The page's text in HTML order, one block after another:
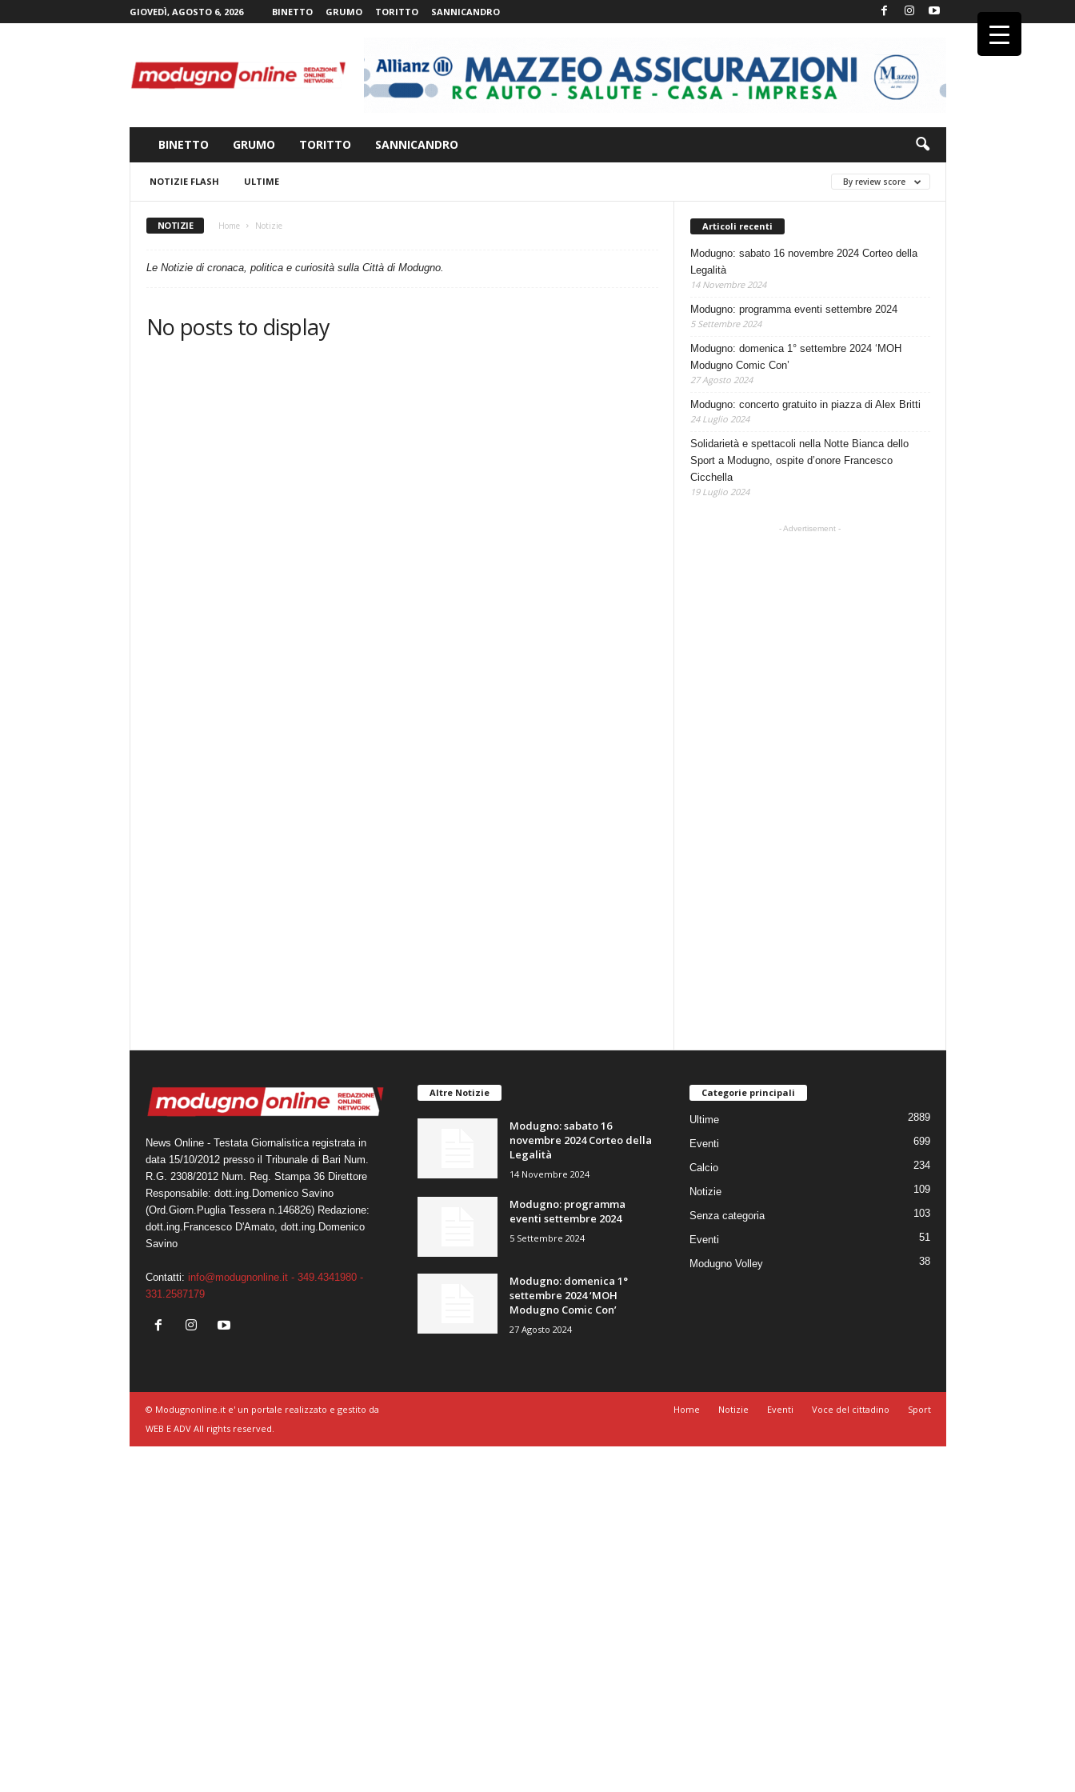
GIOVEDÌ, AGOSTO 6, 2026 BINETTO GRUMO TORITTO SANNICANDRO
d
u
n
BINETTO GRUMO TORITTO SANNICANDRO
NOTIZIE FLASH ULTIME By review score
NOTIZIE Home Notizie
Le Notizie di cronaca, politica e curiosità sulla Città di Modugno.
No posts to display
Articoli recenti
Modugno: sabato 16 novembre 2024 Corteo della
Legalità
14 Novembre 2024
Modugno: programma eventi settembre 2024
5 Settembre 2024
Modugno: domenica 1° settembre 2024 ‘MOH
Modugno Comic Con’
27 Agosto 2024
Modugno: concerto gratuito in piazza di Alex Britti
24 Luglio 2024
Solidarietà e spettacoli nella Notte Bianca dello
Sport a Modugno, ospite d’onore Francesco
Cicchella
19 Luglio 2024
- Advertisement -
News Online - Testata Giornalistica registrata in
data 15/10/2012 presso il Tribunale di Bari Num.
R.G. 2308/2012 Num. Reg. Stampa 36 Direttore
Responsabile: dott.ing.Domenico Savino
(Ord.Giorn.Puglia Tessera n.146826) Redazione:
dott.ing.Francesco D'Amato, dott.ing.Domenico
Savino
Contatti: info@modugnonline.it - 349.4341980 -
331.2587179
Altre Notizie
Modugno: sabato 16
novembre 2024 Corteo della
Legalità
14 Novembre 2024
Modugno: programma
eventi settembre 2024
5 Settembre 2024
Modugno: domenica 1°
settembre 2024 ‘MOH
Modugno Comic Con’
27 Agosto 2024
Categorie principali
Ultime 2889
Eventi 699
Calcio 234
Notizie 109
Senza categoria 103
Eventi 51
Modugno Volley 38
Home Notizie Eventi Voce del cittadino Sport
© Modugnonline.it e' un portale realizzato e gestito da
WEB E ADV All rights reserved.